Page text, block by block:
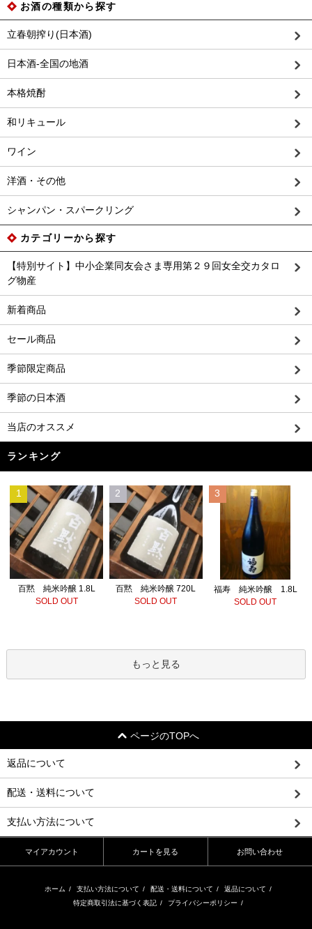
お酒の種類から探す
立春朝搾り(日本酒)
日本酒-全国の地酒
本格焼酎
和リキュール
ワイン
洋酒・その他
シャンパン・スパークリング
カテゴリーから探す
【特別サイト】中小企業同友会さま専用第２９回女全交カタロ
グ物産
新着商品
セール商品
季節限定商品
季節の日本酒
当店のオススメ
ランキング
1
百黙 純米吟醸 1.8L
SOLD OUT
2
百黙 純米吟醸 720L
SOLD OUT
3
福寿 純米吟醸 1.8L
SOLD OUT
もっと見る
ページのTOPへ
返品について
配送・送料について
支払い方法について
マイアカウント カートを見る お問い合わせ
ホーム / 支払い方法について / 配送・送料について / 返品について /
特定商取引法に基づく表記 / プライバシーポリシー /